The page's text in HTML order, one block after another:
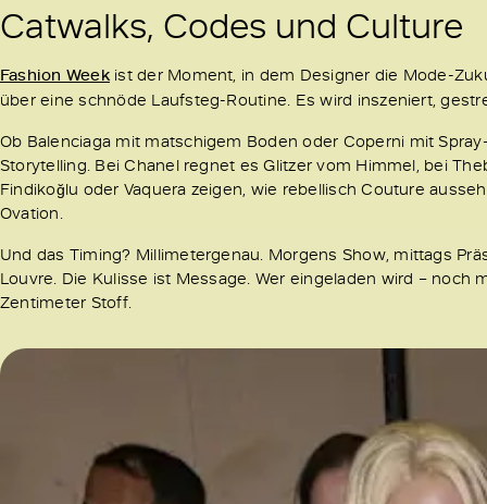
Catwalks, Codes und Culture
Fashion Weekist der Moment, in dem Designer die Mode-
über eine schnöde Laufsteg-Routine. Es wird inszeniert,
Ob Balenciaga mit matschigem Boden oder Coperni mit
Storytelling. Bei Chanel regnet es Glitzer vom Himmel, bei
Findikoğlu oder Vaquera zeigen, wie rebellisch Couture
Ovation.
Und das Timing? Millimetergenau. Morgens Show, mittags
Louvre. Die Kulisse ist Message. Wer eingeladen wird –
Zentimeter Stoff.